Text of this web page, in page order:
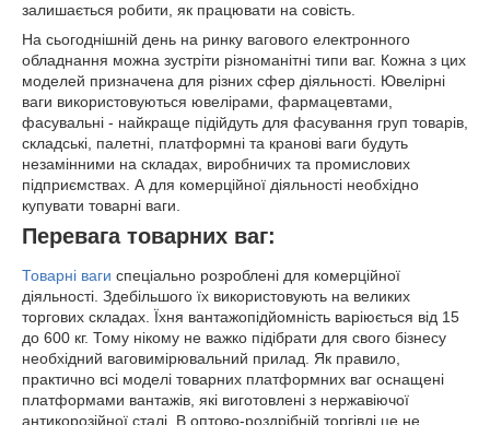
залишається робити, як працювати на совість.
На сьогоднішній день на ринку вагового електронного
обладнання можна зустріти різноманітні типи ваг. Кожна з цих
моделей призначена для різних сфер діяльності. Ювелірні
ваги використовуються ювелірами, фармацевтами,
фасувальні - найкраще підійдуть для фасування груп товарів,
складські, палетні, платформні та кранові ваги будуть
незамінними на складах, виробничих та промислових
підприємствах. А для комерційної діяльності необхідно
купувати товарні ваги.
Перевага товарних ваг:
Товарні ваги спеціально розроблені для комерційної
діяльності. Здебільшого їх використовують на великих
торгових складах. Їхня вантажопідйомність варіюється від 15
до 600 кг. Тому нікому не важко підібрати для свого бізнесу
необхідний ваговимірювальний прилад. Як правило,
практично всі моделі товарних платформних ваг оснащені
платформами вантажів, які виготовлені з нержавіючої
антикорозійної сталі. В оптово-роздрібній торгівлі це не